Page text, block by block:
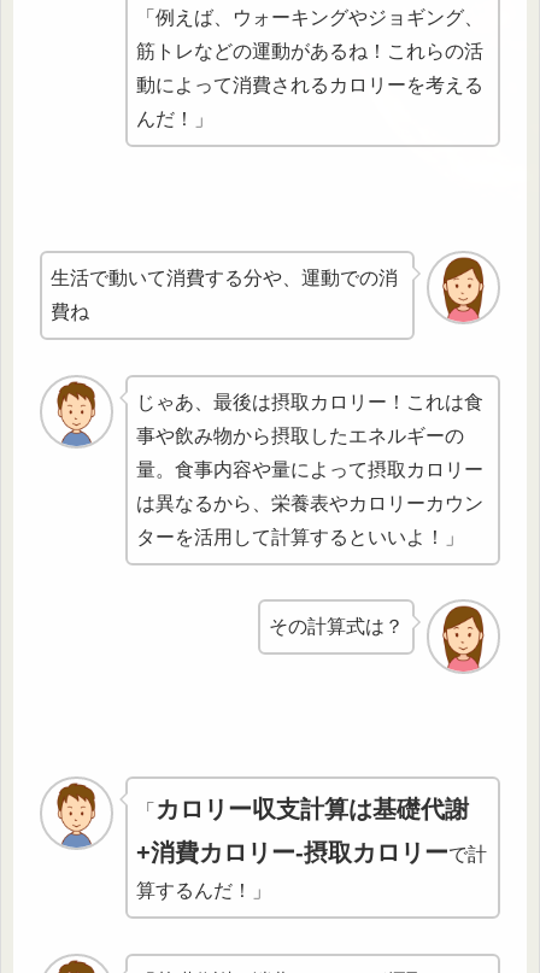
「例えば、ウォーキングやジョギング、
筋トレなどの運動があるね！これらの活
動によって消費されるカロリーを考える
んだ！」
生活で動いて消費する分や、運動での消
費ね
じゃあ、最後は摂取カロリー！これは食
事や飲み物から摂取したエネルギーの
量。食事内容や量によって摂取カロリー
は異なるから、栄養表やカロリーカウン
ターを活用して計算するといいよ！」
その計算式は？
「 カロリー収支計算は基礎代謝
+消費カロリー-摂取カロリーで計
算するんだ！」